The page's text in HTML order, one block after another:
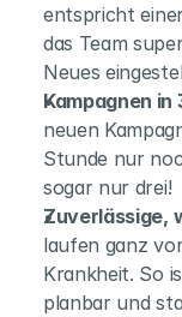
entspricht
das Team
Neues
Kampagnen in
neuen
Stunde nur
sogar nur drei!
Zuverlässige,
laufen ganz
Krankheit. So
planbar und